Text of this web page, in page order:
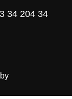
34 204 34